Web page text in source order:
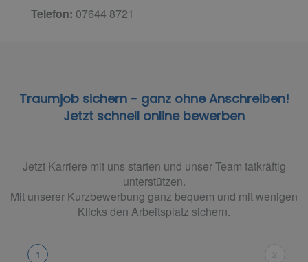
Telefon: 07644 8721
Traumjob sichern - ganz ohne Anschreiben!
Jetzt schnell online bewerben
Jetzt Karriere mit uns starten und unser Team tatkräftig
unterstützen.
Mit unserer Kurzbewerbung ganz bequem und mit wenigen
Klicks den Arbeitsplatz sichern.
1
2